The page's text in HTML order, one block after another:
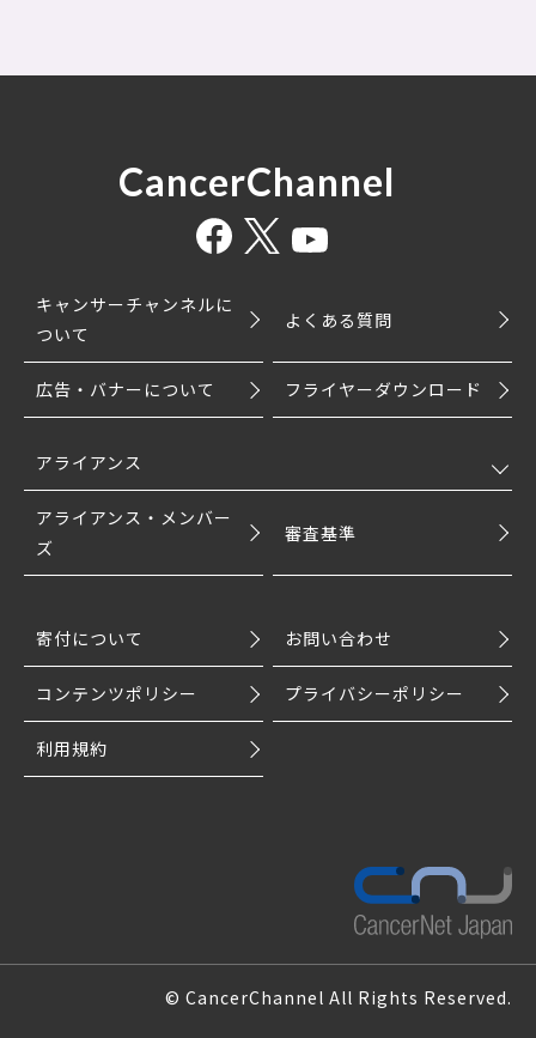
CancerChannel
キャンサーチャンネルに
ついて
よくある質問
広告・バナーについて フライヤーダウンロード
アライアンス
アライアンス・メンバー
ズ
審査基準
寄付について お問い合わせ
コンテンツポリシー プライバシーポリシー
利用規約
© CancerChannel All Rights Reserved.